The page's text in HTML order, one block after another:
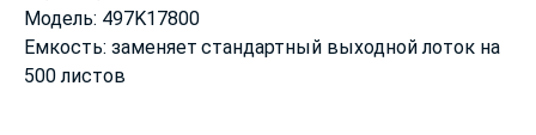
Модель: 497K17800
Емкость: заменяет стандартный выходной лоток на
500 листов